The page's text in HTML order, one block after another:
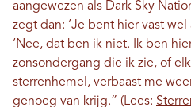
aangewezen als Dark Sky
zegt dan: ‘Je bent hier vast wel
‘Nee, dat ben ik niet. Ik ben
zonsondergang die ik zie, of
sterrenhemel, verbaast me
genoeg van krijg.” (Lees: